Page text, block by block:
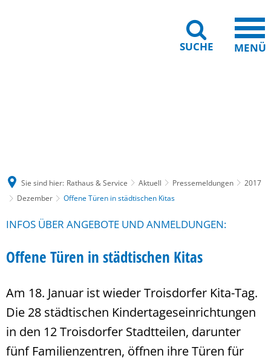
SUCHE MENÜ
Sie sind hier: Rathaus & Service Aktuell Pressemeldungen
2017
Dezember
Offene Türen in städtischen Kitas
INFOS ÜBER ANGEBOTE UND ANMELDUNGEN:
Offene Türen in städtischen Kitas
Am 18. Januar ist wieder Troisdorfer Kita-Tag.
Die 28 städtischen Kindertageseinrichtungen
in den 12 Troisdorfer Stadtteilen, darunter
fünf Familienzentren, öffnen ihre Türen für